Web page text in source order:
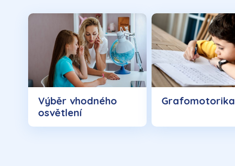
Výběr vhodného
osvětlení
Grafomotorika